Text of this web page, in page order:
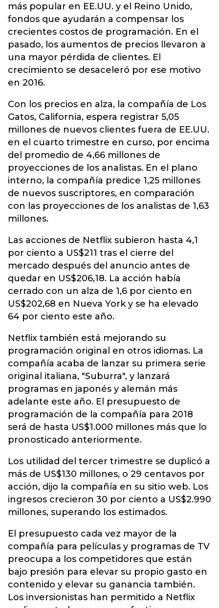
más popular en EE.UU. y el Reino Unido,
fondos que ayudarán a compensar los
crecientes costos de programación. En el
pasado, los aumentos de precios llevaron a
una mayor pérdida de clientes. El
crecimiento se desaceleró por ese motivo
en 2016.
Con los precios en alza, la compañía de Los
Gatos, California, espera registrar 5,05
millones de nuevos clientes fuera de EE.UU.
en el cuarto trimestre en curso, por encima
del promedio de 4,66 millones de
proyecciones de los analistas. En el plano
interno, la compañía predice 1,25 millones
de nuevos suscriptores, en comparación
con las proyecciones de los analistas de 1,63
millones.
Las acciones de Netflix subieron hasta 4,1
por ciento a US$211 tras el cierre del
mercado después del anuncio antes de
quedar en US$206,18. La acción había
cerrado con un alza de 1,6 por ciento en
US$202,68 en Nueva York y se ha elevado
64 por ciento este año.
Netflix también está mejorando su
programación original en otros idiomas. La
compañía acaba de lanzar su primera serie
original italiana, "Suburra", y lanzará
programas en japonés y alemán más
adelante este año. El presupuesto de
programación de la compañía para 2018
será de hasta US$1.000 millones más que lo
pronosticado anteriormente.
Los utilidad del tercer trimestre se duplicó a
más de US$130 millones, o 29 centavos por
acción, dijo la compañía en su sitio web. Los
ingresos crecieron 30 por ciento a US$2.990
millones, superando los estimados.
El presupuesto cada vez mayor de la
compañía para películas y programas de TV
preocupa a los competidores que están
bajo presión para elevar su propio gasto en
contenido y elevar su ganancia también.
Los inversionistas han permitido a Netflix